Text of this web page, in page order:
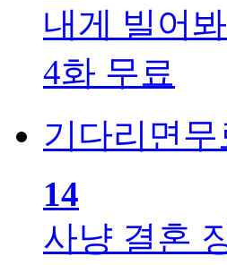
내게 빌어봐
4화 무료
기다리면무
14
사냥 결혼